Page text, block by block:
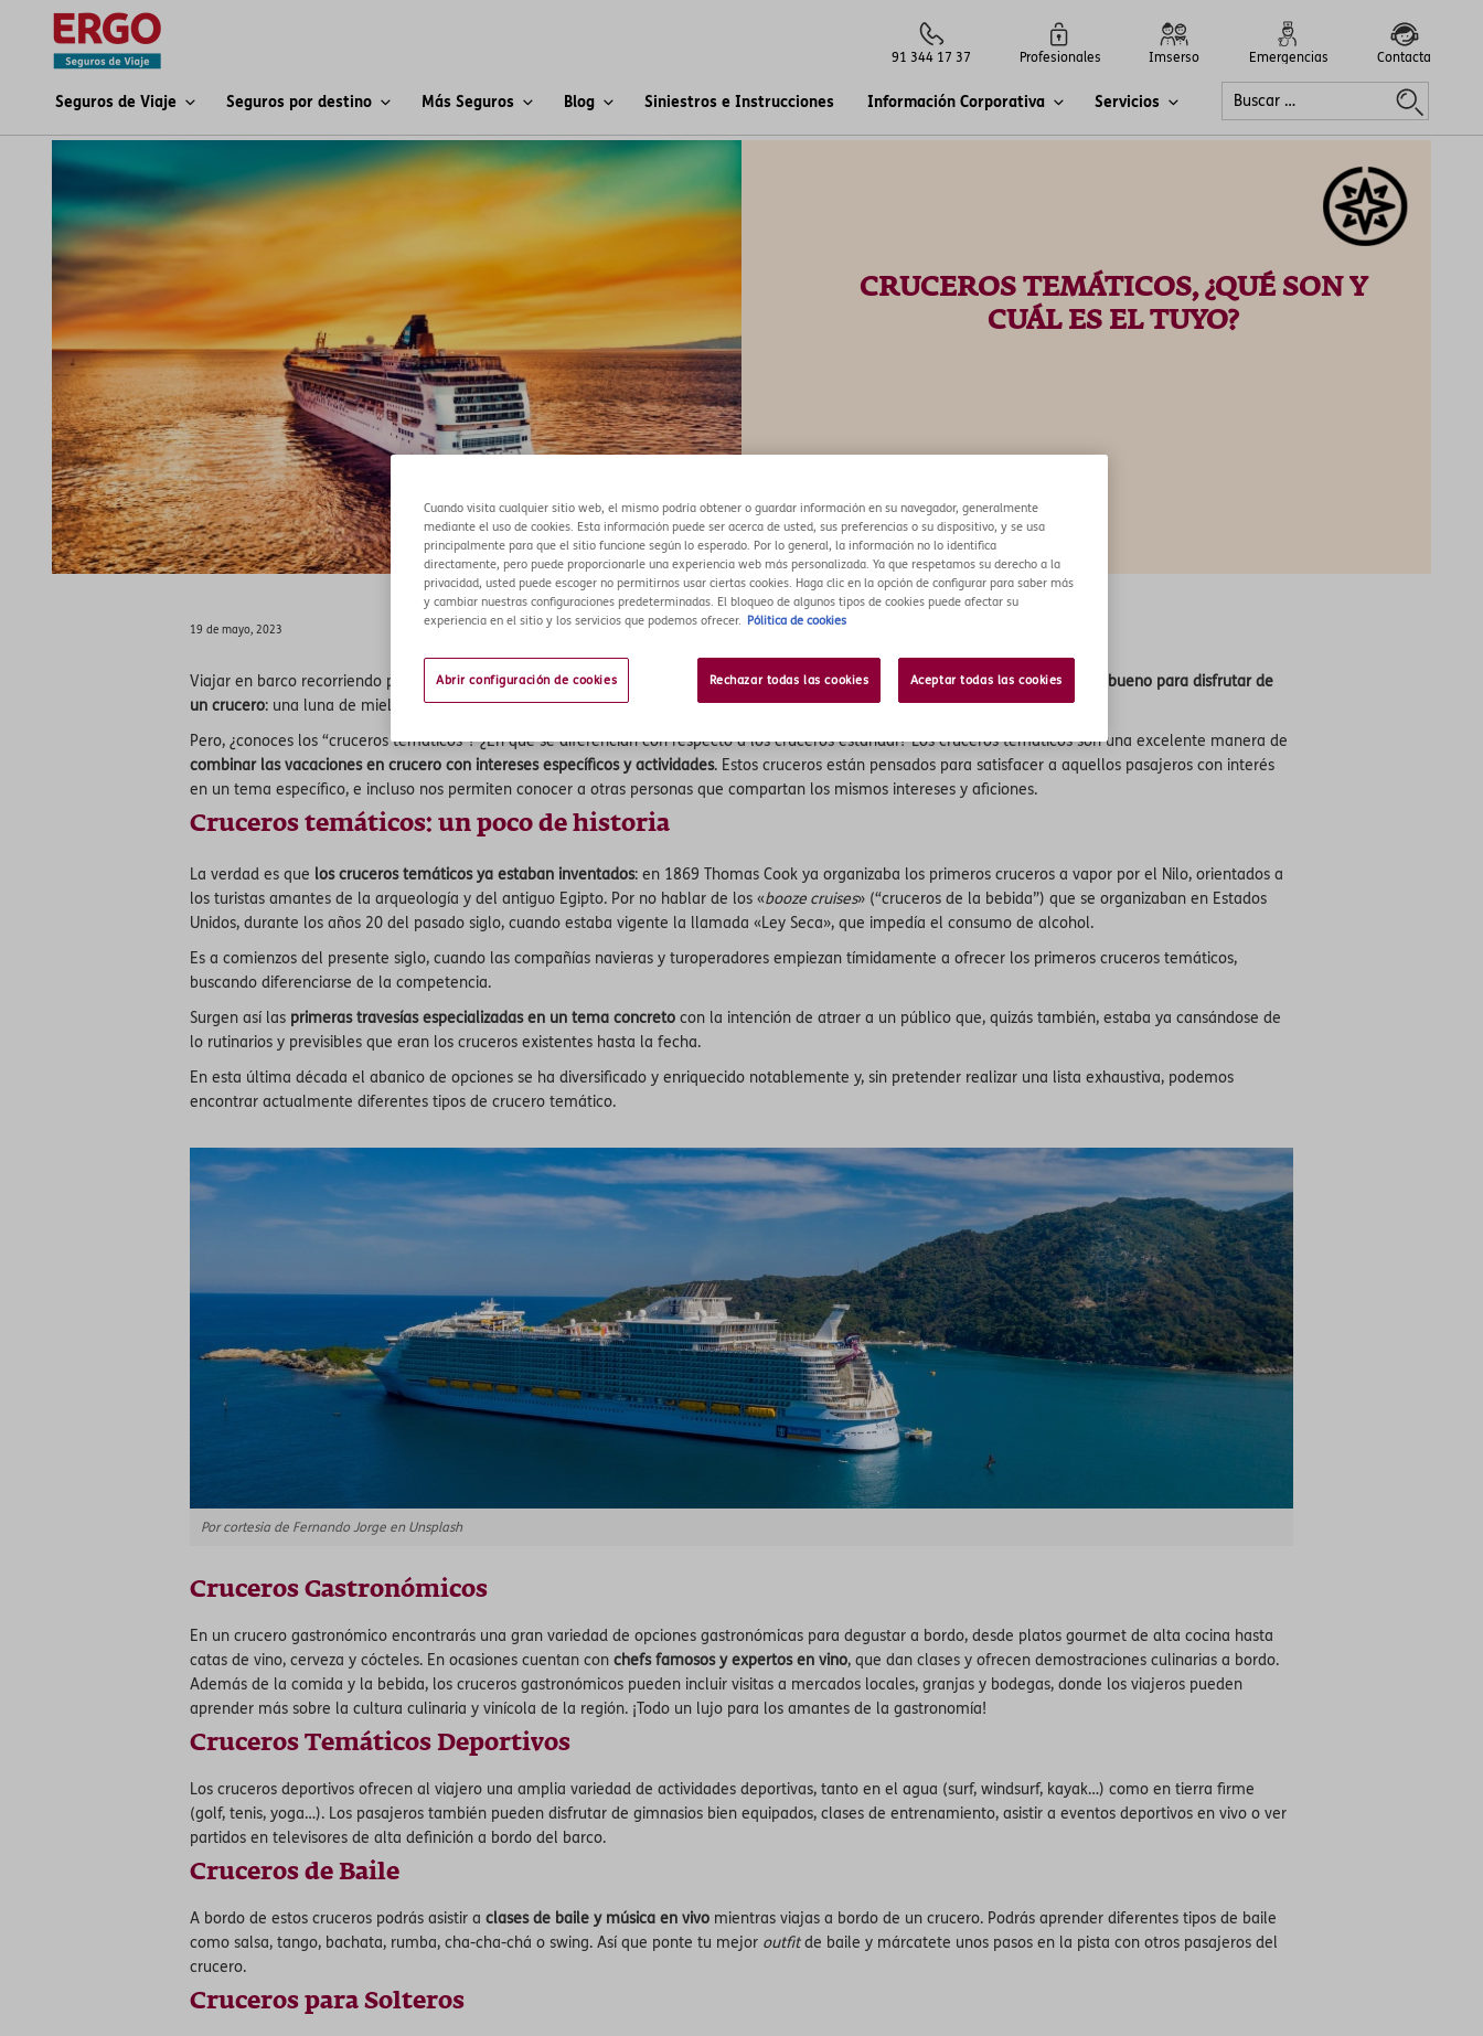
91 344 17 37 Profesionales Imserso Emergencias Contacta
Seguros de Viaje Seguros por destino Más Seguros Blog Siniestros e Instrucciones Información Corporativa Servicios
CRUCEROS TEMÁTICOS, ¿QUÉ SON Y
CUÁL ES EL TUYO?
19 de mayo, 2023
Viajar en barco recorriendo puntos de interés turístico, es hoy algo medianamente accesible a todos. Y es quecualquier motivo es bueno para disfrutar de
un crucero: una luna de miel, un aniversario, o simplemente para relajarse y desconectar de la rutina.
Pero, ¿conoces los “cruceros temáticos”? ¿En qué se diferencian con respecto a los cruceros estándar? Los cruceros temáticos son una excelente manera de
combinar las vacaciones en crucero con intereses específicos y actividades. Estos cruceros están pensados para satisfacer a aquellos pasajeros con interés
en un tema específico, e incluso nos permiten conocer a otras personas que compartan los mismos intereses y aficiones.
Cruceros temáticos: un poco de historia
La verdad es que los cruceros temáticos ya estaban inventados: en 1869 Thomas Cook ya organizaba los primeros cruceros a vapor por el Nilo, orientados a
los turistas amantes de la arqueología y del antiguo Egipto. Por no hablar de los «booze cruises» (“cruceros de la bebida”) que se organizaban en Estados
Unidos, durante los años 20 del pasado siglo, cuando estaba vigente la llamada «Ley Seca», que impedía el consumo de alcohol.
Es a comienzos del presente siglo, cuando las compañías navieras y turoperadores empiezan tímidamente a ofrecer los primeros cruceros temáticos,
buscando diferenciarse de la competencia.
Surgen así las primeras travesías especializadas en un tema concreto con la intención de atraer a un público que, quizás también, estaba ya cansándose de
lo rutinarios y previsibles que eran los cruceros existentes hasta la fecha.
En esta última década el abanico de opciones se ha diversificado y enriquecido notablemente y, sin pretender realizar una lista exhaustiva, podemos
encontrar actualmente diferentes tipos de crucero temático.
Por cortesia de Fernando Jorge en Unsplash
Cruceros Gastronómicos
En un crucero gastronómico encontrarás una gran variedad de opciones gastronómicas para degustar a bordo, desde platos gourmet de alta cocina hasta
catas de vino, cerveza y cócteles. En ocasiones cuentan con chefs famosos y expertos en vino, que dan clases y ofrecen demostraciones culinarias a bordo.
Además de la comida y la bebida, los cruceros gastronómicos pueden incluir visitas a mercados locales, granjas y bodegas, donde los viajeros pueden
aprender más sobre la cultura culinaria y vinícola de la región. ¡Todo un lujo para los amantes de la gastronomía!
Cruceros Temáticos Deportivos
Los cruceros deportivos ofrecen al viajero una amplia variedad de actividades deportivas, tanto en el agua (surf, windsurf, kayak…) como en tierra firme
(golf, tenis, yoga…). Los pasajeros también pueden disfrutar de gimnasios bien equipados, clases de entrenamiento, asistir a eventos deportivos en vivo o ver
partidos en televisores de alta definición a bordo del barco.
Cruceros de Baile
A bordo de estos cruceros podrás asistir a clases de baile y música en vivo mientras viajas a bordo de un crucero. Podrás aprender diferentes tipos de baile
como salsa, tango, bachata, rumba, cha-cha-chá o swing. Así que ponte tu mejor outfitde baile y márcatete unos pasos en la pista con otros pasajeros del
crucero.
Cruceros para Solteros
Cuando visita cualquier sitio web, el mismo podría obtener o guardar información en su navegador, generalmente
mediante el uso de cookies. Esta información puede ser acerca de usted, sus preferencias o su dispositivo, y se usa
principalmente para que el sitio funcione según lo esperado. Por lo general, la información no lo identifica
directamente, pero puede proporcionarle una experiencia web más personalizada. Ya que respetamos su derecho a la
privacidad, usted puede escoger no permitirnos usar ciertas cookies. Haga clic en la opción de configurar para saber más
y cambiar nuestras configuraciones predeterminadas. El bloqueo de algunos tipos de cookies puede afectar su
experiencia en el sitio y los servicios que podemos ofrecer.
Pólitica de cookies
Abrir configuración de cookies Rechazar todas las cookies Aceptar todas las cookies